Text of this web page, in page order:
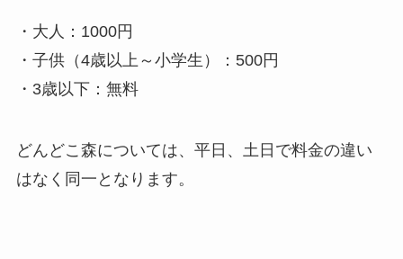
・大人：1000円
・子供（4歳以上～小学生）：500円
・3歳以下：無料
どんどこ森については、平日、土日で料金の違い
はなく同一となります。